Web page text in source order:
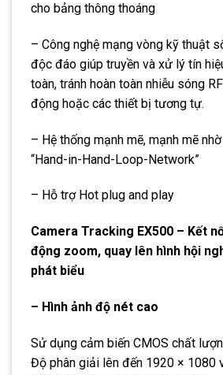
cho bảng thông thoáng
– Công nghệ mạng vòng kỹ thuật
độc đáo giúp truyền và xử lý tín
toàn, tránh hoàn toàn nhiễu sóng
động hoặc các thiết bị tương tự.
– Hệ thống mạnh mẽ, mạnh mẽ
“Hand-in-Hand-Loop-Network”
– Hỗ trợ Hot plug and play
Camera Tracking EX500 – Kết
động zoom, quay lên hình hội
phát biểu
– Hình ảnh độ nét cao
Sử dụng cảm biến CMOS chất
Độ phân giải lên đến 1920 × 1080